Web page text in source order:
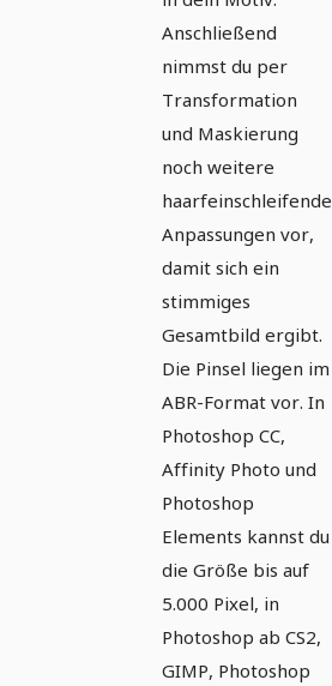
Anschließend
nimmst du per
Transformation
und Maskierung
noch weitere
haarfeinschleifende
Anpassungen vor,
damit sich ein
stimmiges
Gesamtbild ergibt.
Die Pinsel liegen im
ABR-Format vor. In
Photoshop CC,
Affinity Photo und
Photoshop
Elements kannst du
die Größe bis auf
5.000 Pixel, in
Photoshop ab CS2,
GIMP, Photoshop